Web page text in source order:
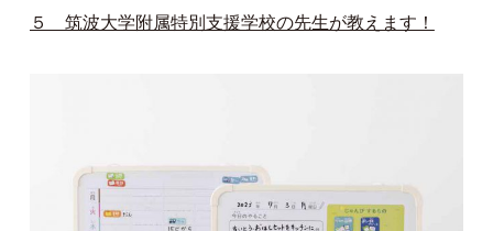
５ 筑波大学附属特別支援学校の先生が教えます！